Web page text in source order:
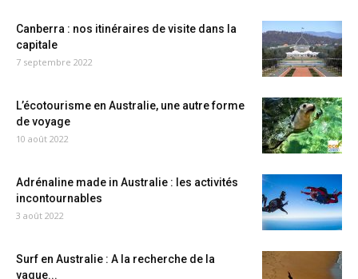
Canberra : nos itinéraires de visite dans la
capitale
7 septembre 2022
L’écotourisme en Australie, une autre forme
de voyage
10 août 2022
Adrénaline made in Australie : les activités
incontournables
3 août 2022
Surf en Australie : A la recherche de la
vague...